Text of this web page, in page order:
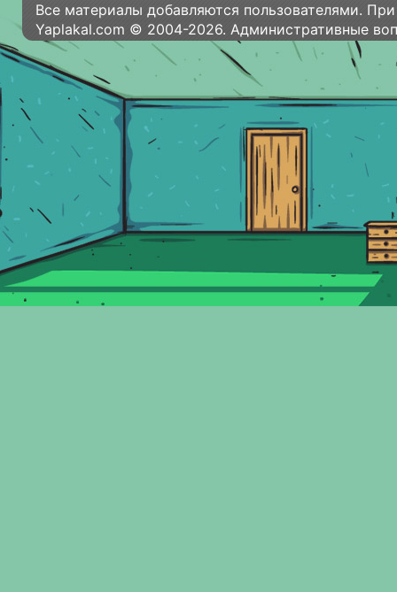
Все материалы добавляются пользователями.
Yaplakal.com © 2004-2026. Административные